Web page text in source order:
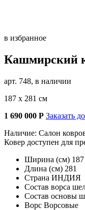
в избранное
Кашмирский
арт. 748, в наличии
187 х 281 см
1 690 000 Р Заказать
Наличие: Салон
Ковер доступен для
Ширина (см) 187
Длина (см) 281
Страна ИНДИЯ
Состав ворса
Состав основы
Ворс Ворсовые